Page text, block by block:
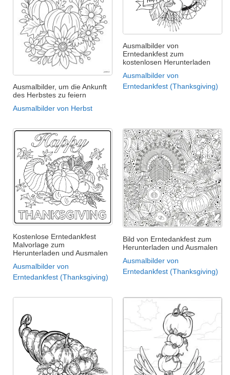
Ausmalbilder, um die Ankunft
des Herbstes zu feiern
Ausmalbilder von Herbst
Ausmalbilder von
Erntedankfest zum
kostenlosen Herunterladen
Ausmalbilder von
Erntedankfest (Thanksgiving)
Kostenlose Erntedankfest
Malvorlage zum
Herunterladen und Ausmalen
Ausmalbilder von
Erntedankfest (Thanksgiving)
Bild von Erntedankfest zum
Herunterladen und Ausmalen
Ausmalbilder von
Erntedankfest (Thanksgiving)